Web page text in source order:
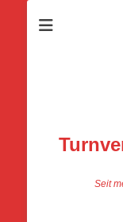
Seit